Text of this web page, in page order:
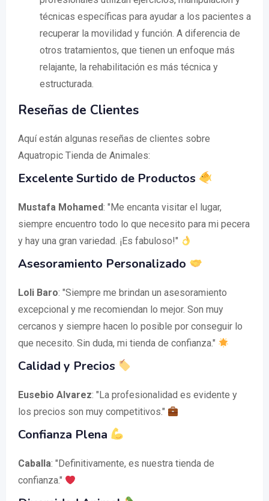
técnicas específicas para ayudar a los pacientes a
recuperar la movilidad y función. A diferencia de
otros tratamientos, que tienen un enfoque más
relajante, la rehabilitación es más técnica y
estructurada.
Reseñas de Clientes
Aquí están algunas reseñas de clientes sobre
Aquatropic Tienda de Animales:
Excelente Surtido de Productos
Mustafa Mohamed: "Me encanta visitar el lugar,
siempre encuentro todo lo que necesito para mi pecera
y hay una gran variedad. ¡Es fabuloso!"
Asesoramiento Personalizado
Loli Baro: "Siempre me brindan un asesoramiento
excepcional y me recomiendan lo mejor. Son muy
cercanos y siempre hacen lo posible por conseguir lo
que necesito. Sin duda, mi tienda de confianza."
Calidad y Precios
Eusebio Alvarez: "La profesionalidad es evidente y
los precios son muy competitivos."
Confianza Plena
Caballa: "Definitivamente, es nuestra tienda de
confianza."